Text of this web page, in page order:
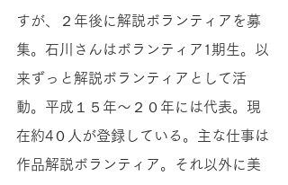
すが、２年後に解説ボランティアを募
集。石川さんはボランティア1期生。以
来ずっと解説ボランティアとして活
動。平成１５年〜２０年には代表。現
在約4０人が登録している。主な仕事は
作品解説ボランティア。それ以外に美